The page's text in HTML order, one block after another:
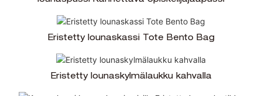
Eristetty lounaskassi Tote Bento Bag
Eristetty lounaskylmälaukku kahvalla